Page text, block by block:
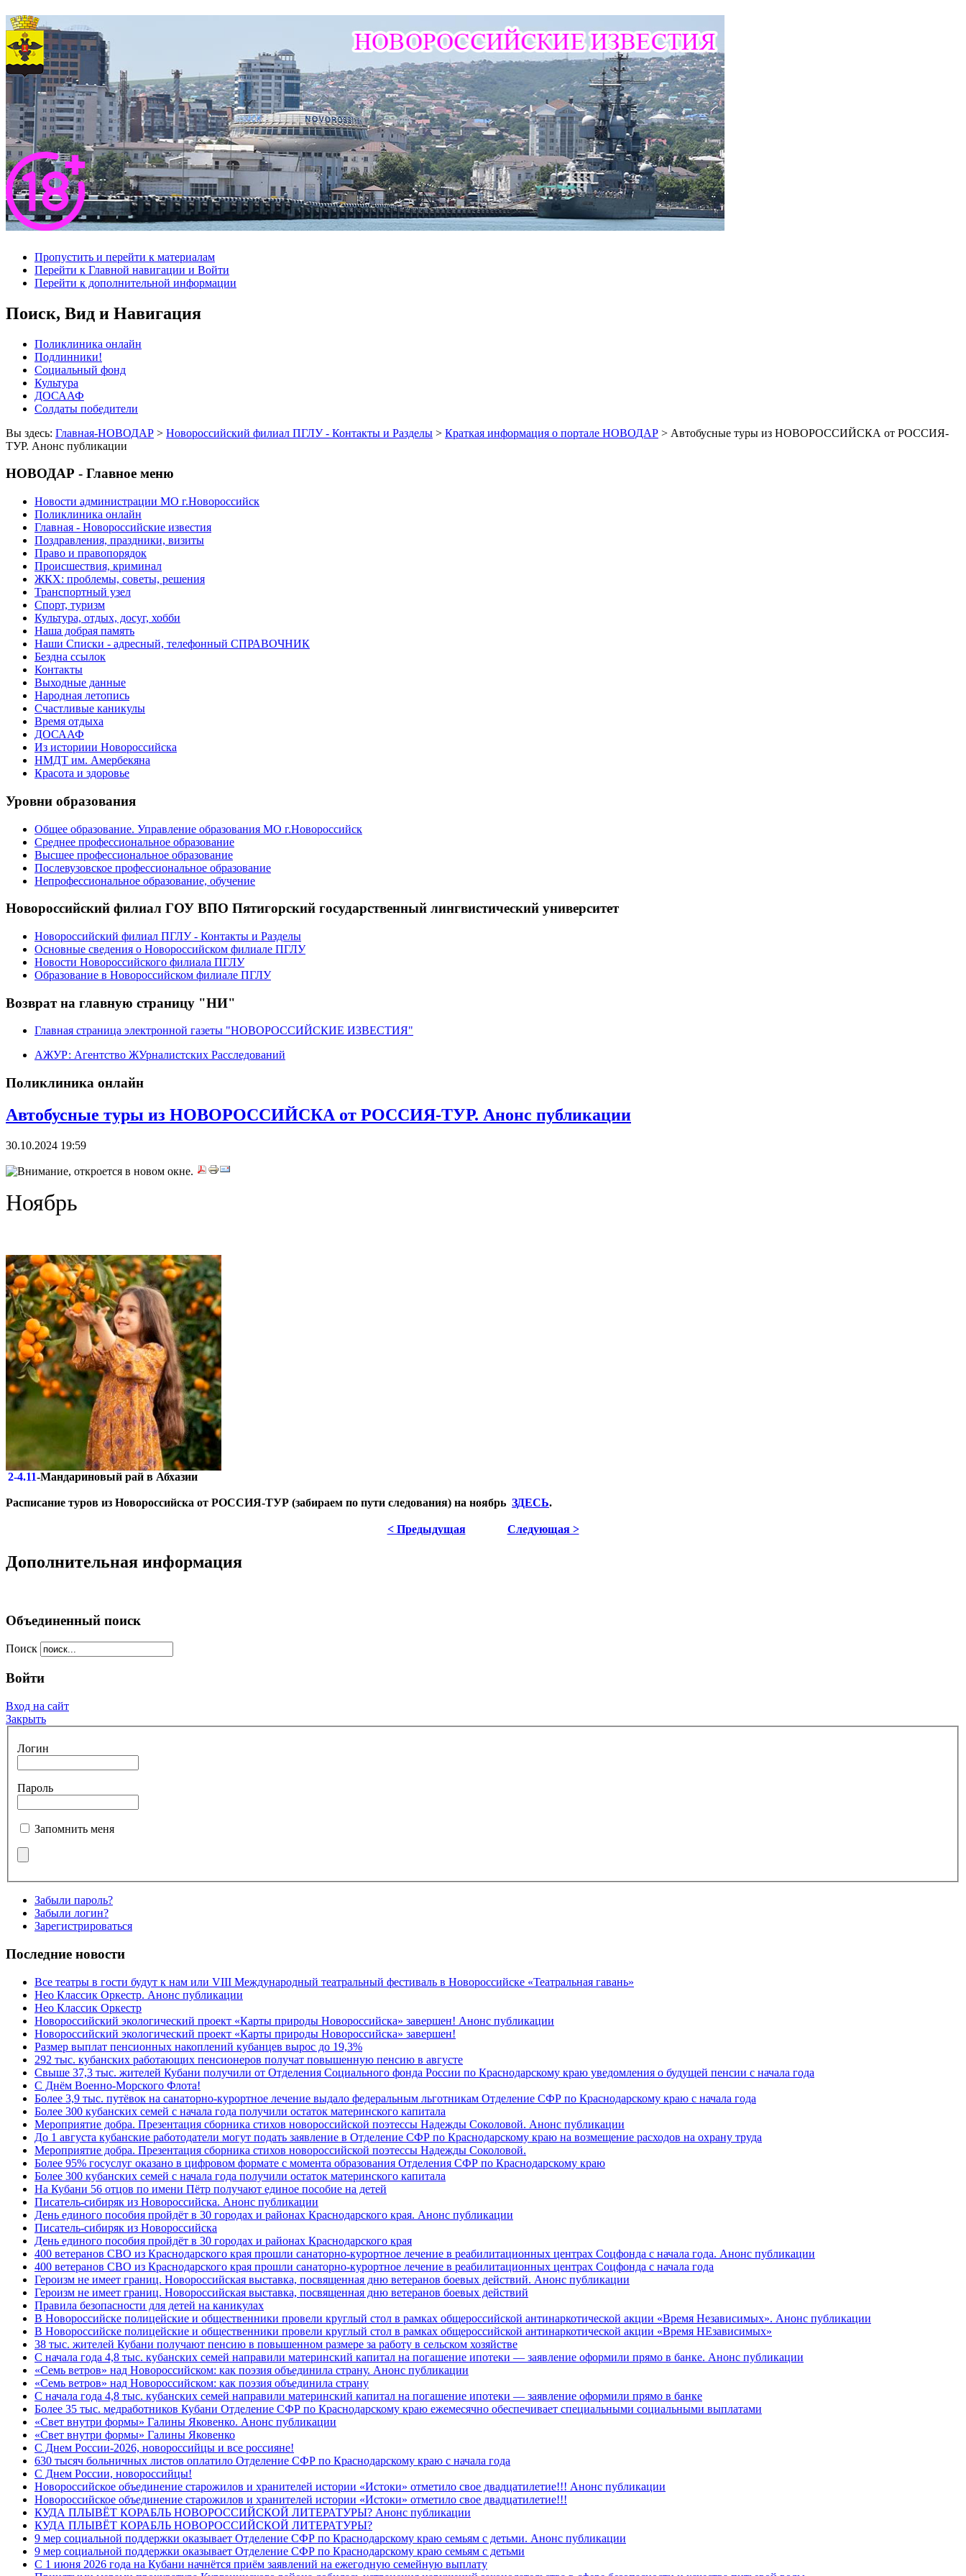
Пропустить и перейти к материалам
Перейти к Главной навигации и Войти
Перейти к дополнительной информации
Поиск, Вид и Навигация
Поликлиника онлайн
Подлинники!
Социальный фонд
Культура
ДОСААФ
Солдаты победители
Вы здесь: Главная-НОВОДАР > Новороссийский филиал ПГЛУ - Контакты и Разделы > Краткая информация о портале НОВОДАР > Автобусные туры из НОВОРОССИЙСКА от РОССИЯ-
ТУР. Анонс публикации
НОВОДАР - Главное меню
Новости администрации МО г.Новороссийск
Поликлиника онлайн
Главная - Новороссийские известия
Поздравления, праздники, визиты
Право и правопорядок
Происшествия, криминал
ЖКХ: проблемы, советы, решения
Транспортный узел
Спорт, туризм
Культура, отдых, досуг, хобби
Наша добрая память
Наши Списки - адресный, телефонный СПРАВОЧНИК
Бездна ссылок
Контакты
Выходные данные
Народная летопись
Счастливые каникулы
Время отдыха
ДОСААФ
Из историии Новороссийска
НМДТ им. Амербекяна
Красота и здоровье
Уровни образования
Общее образование. Управление образования МО г.Новороссийск
Среднее профессиональное образование
Высшее профессиональное образование
Послевузовское профессиональное образование
Непрофессиональное образование, обучение
Новороссийский филиал ГОУ ВПО Пятигорский государственный лингвистический университет
Новороссийский филиал ПГЛУ - Контакты и Разделы
Основные сведения о Новороссийском филиале ПГЛУ
Новости Новороссийского филиала ПГЛУ
Образование в Новороссийском филиале ПГЛУ
Возврат на главную страницу "НИ"
Главная страница электронной газеты "НОВОРОССИЙСКИЕ ИЗВЕСТИЯ"
АЖУР: Агентство ЖУрналистских Расследований
Поликлиника онлайн
Автобусные туры из НОВОРОССИЙСКА от РОССИЯ-ТУР. Анонс публикации
30.10.2024 19:59
Ноябрь
2-4.11-Мандариновый рай в Абхазии
Расписание туров из Новороссийска от РОССИЯ-ТУР (забираем по пути следования) на ноябрь ЗДЕСЬ.
< Предыдущая Следующая >
Дополнительная информация
Объединенный поиск
Поиск
Войти
Вход на сайт
Закрыть
Логин
Пароль
Запомнить меня
Забыли пароль?
Забыли логин?
Зарегистрироваться
Последние новости
Все театры в гости будут к нам или VIII Международный театральный фестиваль в Новороссийске «Театральная гавань»
Нео Классик Оркестр. Анонс публикации
Нео Классик Оркестр
Новороссийский экологический проект «Карты природы Новороссийска» завершен! Анонс публикации
Новороссийский экологический проект «Карты природы Новороссийска» завершен!
Размер выплат пенсионных накоплений кубанцев вырос до 19,3%
292 тыс. кубанских работающих пенсионеров получат повышенную пенсию в августе
Свыше 37,3 тыс. жителей Кубани получили от Отделения Социального фонда России по Краснодарскому краю уведомления о будущей пенсии с начала года
C Днём Военно-Морского Флота!
Более 3,9 тыс. путёвок на санаторно-курортное лечение выдало федеральным льготникам Отделение СФР по Краснодарскому краю с начала года
Более 300 кубанских семей с начала года получили остаток материнского капитала
Мероприятие добра. Презентация сборника стихов новороссийской поэтессы Надежды Соколовой. Анонс публикации
До 1 августа кубанские работодатели могут подать заявление в Отделение СФР по Краснодарскому краю на возмещение расходов на охрану труда
Мероприятие добра. Презентация сборника стихов новороссийской поэтессы Надежды Соколовой.
Более 95% госуслуг оказано в цифровом формате с момента образования Отделения СФР по Краснодарскому краю
Более 300 кубанских семей с начала года получили остаток материнского капитала
На Кубани 56 отцов по имени Пётр получают единое пособие на детей
Писатель-сибиряк из Новороссийска. Анонс публикации
День единого пособия пройдёт в 30 городах и районах Краснодарского края. Анонс публикации
Писатель-сибиряк из Новороссийска
День единого пособия пройдёт в 30 городах и районах Краснодарского края
400 ветеранов СВО из Краснодарского края прошли санаторно-курортное лечение в реабилитационных центрах Соцфонда с начала года. Анонс публикации
400 ветеранов СВО из Краснодарского края прошли санаторно-курортное лечение в реабилитационных центрах Соцфонда с начала года
Героизм не имеет границ. Новороссийская выставка, посвященная дню ветеранов боевых действий. Анонс публикации
Героизм не имеет границ. Новороссийская выставка, посвященная дню ветеранов боевых действий
Правила безопасности для детей на каникулах
В Новороссийске полицейские и общественники провели круглый стол в рамках общероссийской антинаркотической акции «Время Независимых». Анонс публикации
В Новороссийске полицейские и общественники провели круглый стол в рамках общероссийской антинаркотической акции «Время НЕзависимых»
38 тыс. жителей Кубани получают пенсию в повышенном размере за работу в сельском хозяйстве
С начала года 4,8 тыс. кубанских семей направили материнский капитал на погашение ипотеки — заявление оформили прямо в банке. Анонс публикации
«Семь ветров» над Новороссийском: как поэзия объединила страну. Анонс публикации
«Семь ветров» над Новороссийском: как поэзия объединила страну
С начала года 4,8 тыс. кубанских семей направили материнский капитал на погашение ипотеки — заявление оформили прямо в банке
Более 35 тыс. медработников Кубани Отделение СФР по Краснодарскому краю ежемесячно обеспечивает специальными социальными выплатами
«Свет внутри формы» Галины Яковенко. Анонс публикации
«Свет внутри формы» Галины Яковенко
C Днем России-2026, новороссийцы и все россияне!
630 тысяч больничных листов оплатило Отделение СФР по Краснодарскому краю с начала года
C Днем России, новороссийцы!
Новороссийское объединение старожилов и хранителей истории «Истоки» отметило свое двадцатилетие!!! Анонс публикации
Новороссийское объединение старожилов и хранителей истории «Истоки» отметило свое двадцатилетие!!!
КУДА ПЛЫВЁТ КОРАБЛЬ НОВОРОССИЙСКОЙ ЛИТЕРАТУРЫ? Анонс публикации
КУДА ПЛЫВЁТ КОРАБЛЬ НОВОРОССИЙСКОЙ ЛИТЕРАТУРЫ?
9 мер социальной поддержки оказывает Отделение СФР по Краснодарскому краю семьям с детьми. Анонс публикации
9 мер социальной поддержки оказывает Отделение СФР по Краснодарскому краю семьям с детьми
С 1 июня 2026 года на Кубани начнётся приём заявлений на ежегодную семейную выплату